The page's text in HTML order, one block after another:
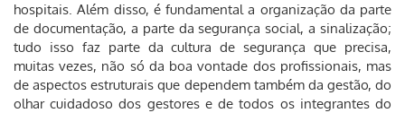
hospitais. Além disso, é fundamental a organização da parte
de documentação, a parte da segurança social, a sinalização;
tudo isso faz parte da cultura de segurança que precisa,
muitas vezes, não só da boa vontade dos profissionais, mas
de aspectos estruturais que dependem também da gestão, do
olhar cuidadoso dos gestores e de todos os integrantes do